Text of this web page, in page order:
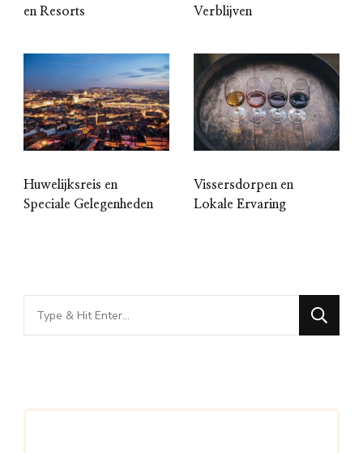
en Resorts
Verblijven
Huwelijksreis en
Speciale Gelegenheden
Vissersdorpen en
Lokale Ervaring
Looking
for